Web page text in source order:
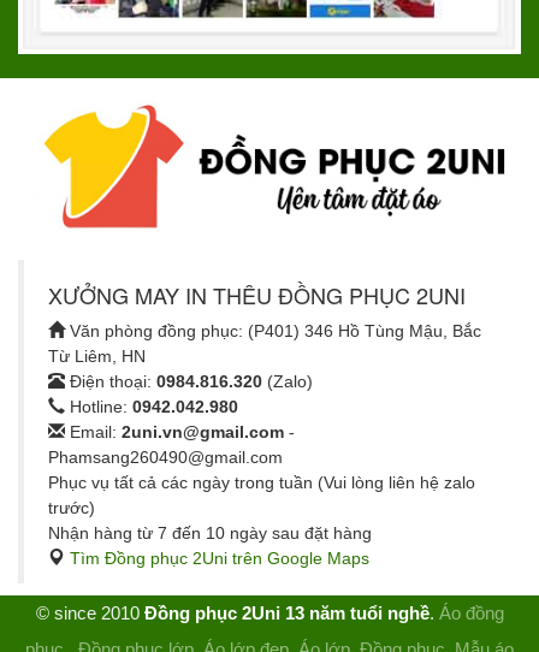
XƯỞNG MAY IN THÊU ĐỒNG PHỤC 2UNI
Văn phòng đồng phục: (P401) 346 Hồ Tùng Mậu, Bắc
Từ Liêm, HN
Điện thoại: 0984.816.320 (Zalo)
Hotline: 0942.042.980
Email: 2uni.vn@gmail.com -
Phamsang260490@gmail.com
Phục vụ tất cả các ngày trong tuần (Vui lòng liên hệ zalo
trước)
Nhận hàng từ 7 đến 10 ngày sau đặt hàng
Tìm Đồng phục 2Uni trên Google Maps
© since 2010 Đồng phục 2Uni 13 năm tuổi nghề. Áo đồng